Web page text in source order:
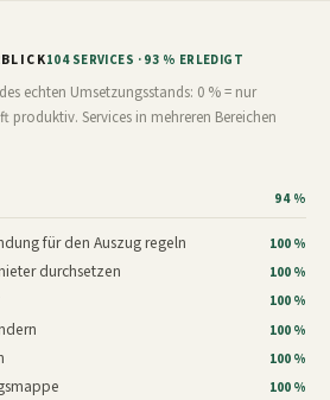
104 SERVICES · 93 % ERLEDIGT
echten Umsetzungsstands: 0 % = nur
produktiv. Services in mehreren Bereichen
94 %
für den Auszug regeln 100 %
durchsetzen 100 %
100 %
100 %
100 %
100 %